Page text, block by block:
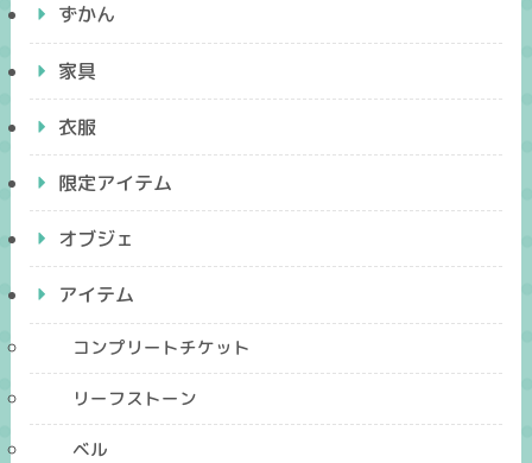
ずかん
家具
衣服
限定アイテム
オブジェ
アイテム
コンプリートチケット
リーフストーン
ベル